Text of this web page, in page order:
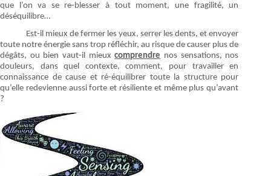
que l’on va se re-blesser à tout moment, une fragilité, un
déséquilibre…
Est-il mieux de fermer les yeux, serrer les dents, et envoyer
toute notre énergie sans trop réfléchir, au risque de causer plus de
dégâts, ou bien vaut-il mieuxcomprendre nos sensations, nos
douleurs, dans quel contexte, comment, pour travailler en
connaissance de cause et ré-équilibrer toute la structure pour
qu’elle redevienne aussi forte et résiliente et même plus qu’avant
?